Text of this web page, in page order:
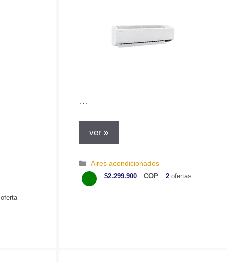
oferta
…
ver »
C
a
t
Aires acondicionados
$2.299.900 COP 2 ofertas